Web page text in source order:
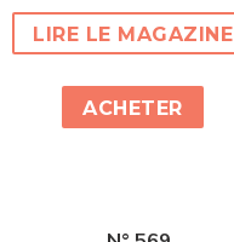
LIRE LE MAGAZINE
ACHETER